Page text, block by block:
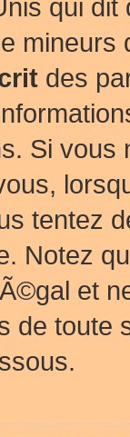
qui
mineurs
des
Si
tentez
Notez
et
de